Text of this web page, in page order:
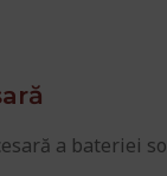
a bateriei